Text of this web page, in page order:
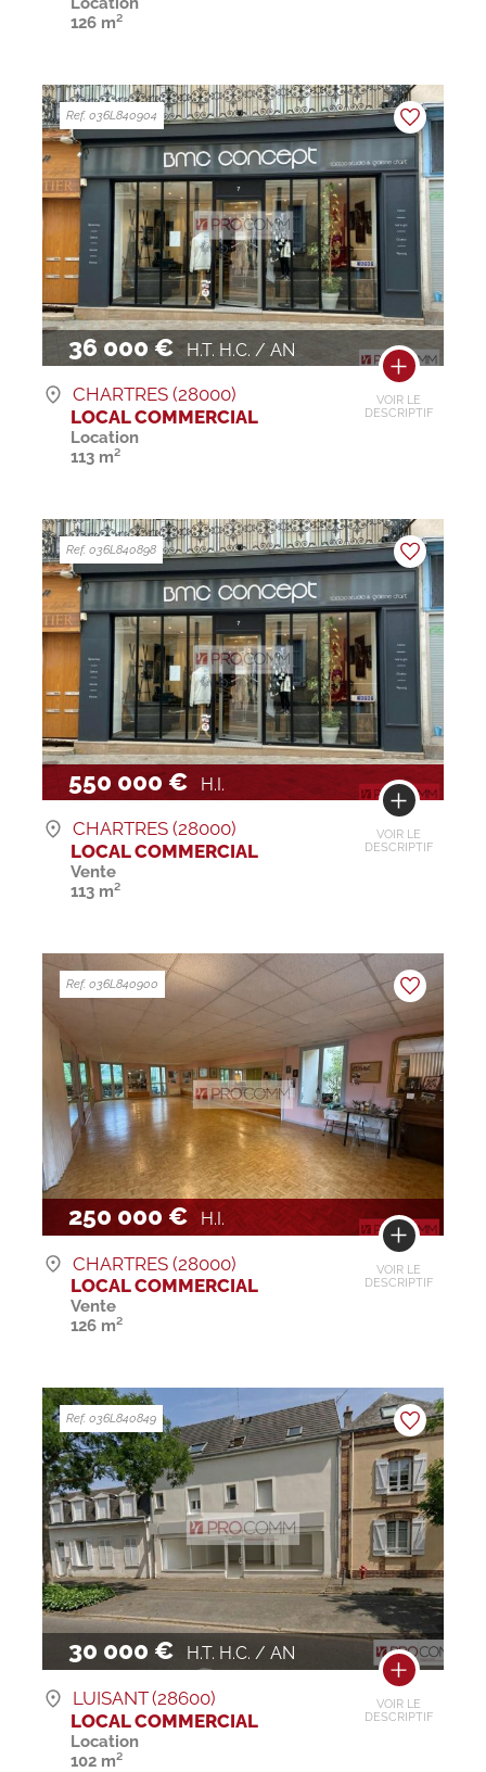
126 m²
36 000 € H.T. H.C. / AN
VOIR LE
DESCRIPTIF
Ref. 036L840904
CHARTRES (28000)
LOCAL COMMERCIAL
Location
113 m²
550 000 € H.I.
VOIR LE
DESCRIPTIF
Ref. 036L840898
CHARTRES (28000)
LOCAL COMMERCIAL
Vente
113 m²
250 000 € H.I.
VOIR LE
DESCRIPTIF
Ref. 036L840900
CHARTRES (28000)
LOCAL COMMERCIAL
Vente
126 m²
30 000 € H.T. H.C. / AN
VOIR LE
DESCRIPTIF
Ref. 036L840849
LUISANT (28600)
LOCAL COMMERCIAL
Location
102 m²